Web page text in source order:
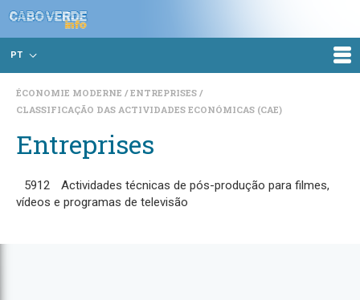
PT
ÉCONOMIE MODERNE
ENTREPRISES
CLASSIFICAÇÃO DAS ACTIVIDADES ECONÓMICAS (CAE)
Entreprises
5912
Actividades técnicas de pós-produção para filmes,
vídeos e programas de televisão